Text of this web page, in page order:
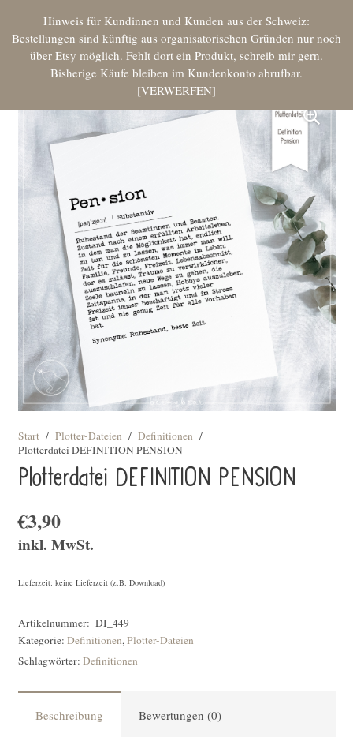
Hinweis für Kundinnen und Kunden aus der Schweiz:
Bestellungen sind künftig aus organisatorischen Gründen nur noch
über Etsy möglich. Fehlt dort ein Produkt, schreib mir gern.
Bisherige Käufe bleiben im Kundenkonto abrufbar.
VERWERFEN
Start / Plotter-Dateien / Definitionen /
Plotterdatei DEFINITION PENSION
Plotterdatei DEFINITION PENSION
€3,90
inkl. MwSt.
Lieferzeit: keine Lieferzeit (z.B. Download)
Artikelnummer: DI_449
Kategorie: Definitionen,Plotter-Dateien
Schlagwörter: Definitionen
Beschreibung Bewertungen (0)